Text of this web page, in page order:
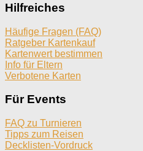
Hilfreiches
Häufige Fragen (FAQ)
Ratgeber Kartenkauf
Kartenwert bestimmen
Info für Eltern
Verbotene Karten
Für Events
FAQ zu Turnieren
Tipps zum Reisen
Decklisten-Vordruck